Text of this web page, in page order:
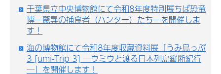
千葉県立中央博物館にて令和8年度特別展ちば恐竜
博―驚異の捕食者（ハンター）たち―を開催しま
す！
海の博物館にて令和8年度収蔵資料展「うみ鳥っぷ
3 [umi-Trip 3] ―ウミウと渡る日本列島縦断紀行
―」を開催します！